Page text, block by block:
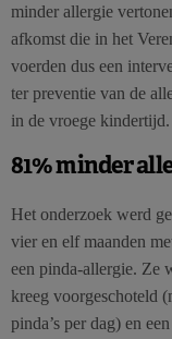
minder allergie
afkomst die in het
voerden dus een
ter preventie van de
in de vroege kindertijd.
81% minder
Het onderzoek werd
vier en elf maanden
een pinda-allergie. Ze
kreeg voorgeschoteld
pinda’s per dag) en